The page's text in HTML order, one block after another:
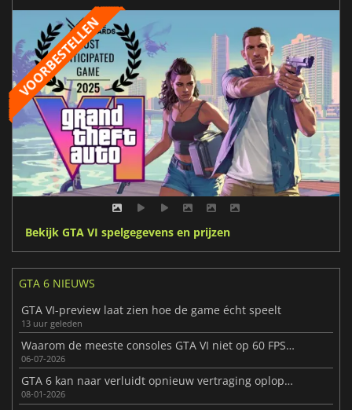
Bekijk GTA VI spelgegevens en prijzen
GTA 6 NIEUWS
GTA VI-preview laat zien hoe de game écht speelt
13 uur geleden
Waarom de meeste consoles GTA VI niet op 60 FPS kunnen draaien
06-07-2026
GTA 6 kan naar verluidt opnieuw vertraging oplopen
08-01-2026